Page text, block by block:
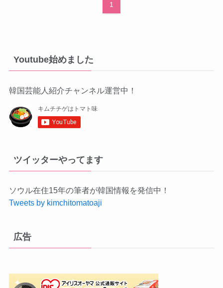
1
Youtube始めました
韓国芸能人紹介チャンネル運営中！
ツイッターやってます
ソウル在住15年の筆者が韓国情報を発信中！
Tweets by kimchitomatoaji
広告